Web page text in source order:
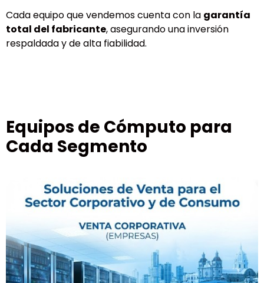
Cada equipo que vendemos cuenta con la garantía
total del fabricante, asegurando una inversión
respaldada y de alta fiabilidad.
Equipos de Cómputo para
Cada Segmento